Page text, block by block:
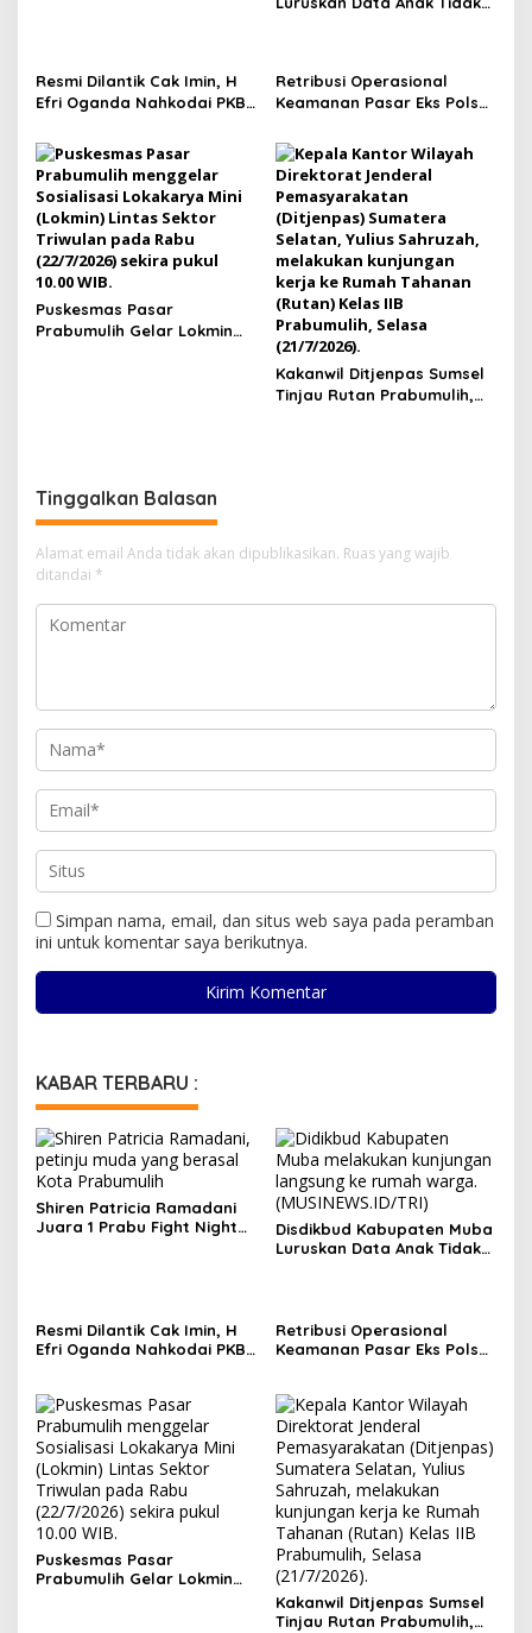
Resmi Dilantik Cak Imin, H
Efri Oganda Nahkodai PKB
2031, Fokus Kaderisasi dan
Aspirasi Rakyat
Retribusi Operasional
Keamanan Pasar Eks Polsek
Sorotan, Pemkot Siap
Tempuh Jalur Hukum
Puskesmas Pasar
Prabumulih Gelar Lokmin
Kakanwil Ditjenpas Sumsel
Tinjau Rutan Prabumulih,
Tinggalkan Balasan
Alamat email Anda tidak akan dipublikasikan. Ruas yang wajib
ditandai *
Simpan nama, email, dan situs web saya pada peramban
ini untuk komentar saya berikutnya.
KABAR TERBARU :
Shiren Patricia Ramadani
Juara 1 Prabu Fight Night
Disdikbud Kabupaten Muba
Luruskan Data Anak Tidak
Resmi Dilantik Cak Imin, H
Efri Oganda Nahkodai PKB
Aspirasi Rakyat
Retribusi Operasional
Keamanan Pasar Eks Polsek
Tempuh Jalur Hukum
Puskesmas Pasar
Prabumulih Gelar Lokmin
Kakanwil Ditjenpas Sumsel
Tinjau Rutan Prabumulih,